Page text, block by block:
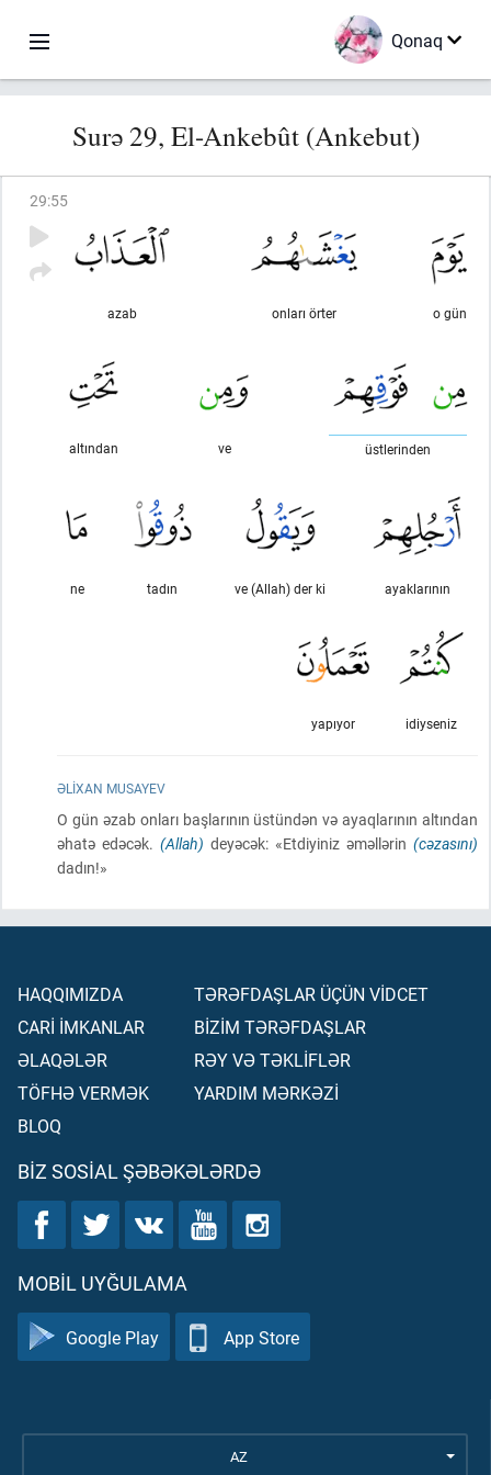
Qonaq
Surə 29, El-Ankebût (Ankebut)
29:55
o gün
onları örter
azab
üstlerinden
ve
altından
ayaklarının
ve (Allah) der ki
tadın
ne
idiyseniz
yapıyor
ƏLIXAN MUSAYEV
O gün əzab onları başlarının üstündən və ayaqlarının altından
əhatə edəcək. (Allah) deyəcək: «Etdiyiniz əməllərin (cəzasını)
dadın!»
HAQQIMIZDA
CARİ İMKANLAR
ƏLAQƏLƏR
TÖFHƏ VERMƏK
BLOQ
TƏRƏFDAŞLAR ÜÇÜN VİDCET
BİZİM TƏRƏFDAŞLAR
RƏY VƏ TƏKLİFLƏR
YARDIM MƏRKƏZİ
BIZ SOSIAL ŞƏBƏKƏLƏRDƏ
MOBIL UYĞULAMA
Google Play App Store
AZ